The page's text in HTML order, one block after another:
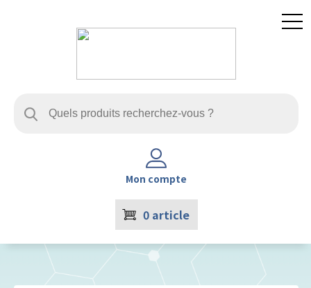
Mon compte
0 article